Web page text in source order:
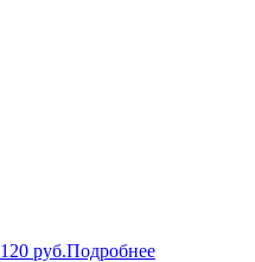
120 руб.Подробнее